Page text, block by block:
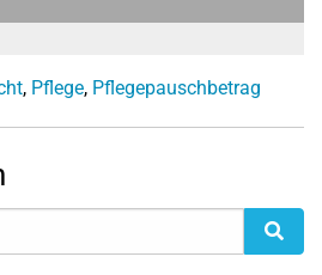
, Pflege, Pflegepauschbetrag